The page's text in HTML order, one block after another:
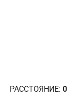
РАССТОЯНИЕ: 0